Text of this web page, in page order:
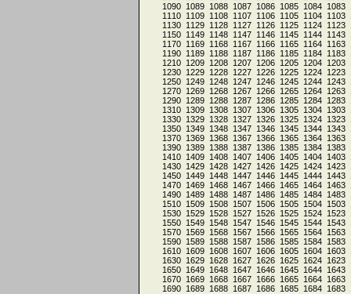
1083
1084
1085
1086
1087
1088
1089
1090
1103
1104
1105
1106
1107
1108
1109
1110
1123
1124
1125
1126
1127
1128
1129
1130
1143
1144
1145
1146
1147
1148
1149
1150
1163
1164
1165
1166
1167
1168
1169
1170
1183
1184
1185
1186
1187
1188
1189
1190
1203
1204
1205
1206
1207
1208
1209
1210
1223
1224
1225
1226
1227
1228
1229
1230
1243
1244
1245
1246
1247
1248
1249
1250
1263
1264
1265
1266
1267
1268
1269
1270
1283
1284
1285
1286
1287
1288
1289
1290
1303
1304
1305
1306
1307
1308
1309
1310
1323
1324
1325
1326
1327
1328
1329
1330
1343
1344
1345
1346
1347
1348
1349
1350
1363
1364
1365
1366
1367
1368
1369
1370
1383
1384
1385
1386
1387
1388
1389
1390
1403
1404
1405
1406
1407
1408
1409
1410
1423
1424
1425
1426
1427
1428
1429
1430
1443
1444
1445
1446
1447
1448
1449
1450
1463
1464
1465
1466
1467
1468
1469
1470
1483
1484
1485
1486
1487
1488
1489
1490
1503
1504
1505
1506
1507
1508
1509
1510
1523
1524
1525
1526
1527
1528
1529
1530
1543
1544
1545
1546
1547
1548
1549
1550
1563
1564
1565
1566
1567
1568
1569
1570
1583
1584
1585
1586
1587
1588
1589
1590
1603
1604
1605
1606
1607
1608
1609
1610
1623
1624
1625
1626
1627
1628
1629
1630
1643
1644
1645
1646
1647
1648
1649
1650
1663
1664
1665
1666
1667
1668
1669
1670
1683
1684
1685
1686
1687
1688
1689
1690